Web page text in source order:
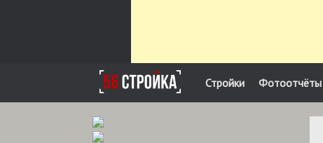
Стройки Фотоотчёты